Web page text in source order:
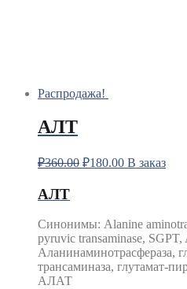
Распродажа!
АЛТ
₽360.00 ₽180.00 В заказ
АЛТ
Синонимы: Alanine
pyruvic transaminase, SGPT,
Аланинаминотрасфераза,
трансаминаза, глутамат-
АЛАТ